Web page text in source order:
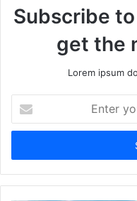
Subscribe
get the
Lorem ipsum
your
Email